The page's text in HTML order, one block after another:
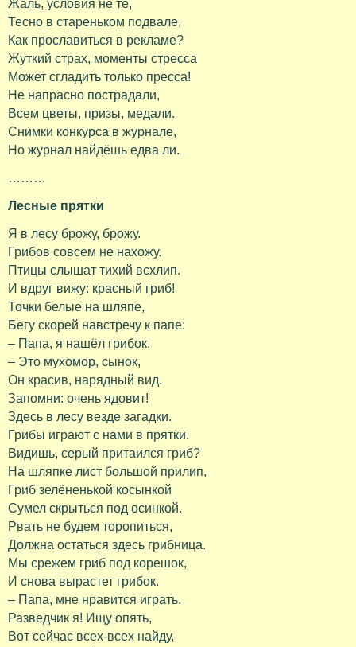
Жаль, условия не те,
Тесно в стареньком подвале,
Как прославиться в рекламе?
Жуткий страх, моменты стресса
Может сгладить только пресса!
Не напрасно пострадали,
Всем цветы, призы, медали.
Снимки конкурса в журнале,
Но журнал найдёшь едва ли.
………
Лесные прятки
Я в лесу брожу, брожу.
Грибов совсем не нахожу.
Птицы слышат тихий всхлип.
И вдруг вижу: красный гриб!
Точки белые на шляпе,
Бегу скорей навстречу к папе:
– Папа, я нашёл грибок.
– Это мухомор, сынок,
Он красив, нарядный вид.
Запомни: очень ядовит!
Здесь в лесу везде загадки.
Грибы играют с нами в прятки.
Видишь, серый притаился гриб?
На шляпке лист большой прилип,
Гриб зелёненькой косынкой
Сумел скрыться под осинкой.
Рвать не будем торопиться,
Должна остаться здесь грибница.
Мы срежем гриб под корешок,
И снова вырастет грибок.
– Папа, мне нравится играть.
Разведчик я! Ищу опять,
Вот сейчас всех-всех найду,